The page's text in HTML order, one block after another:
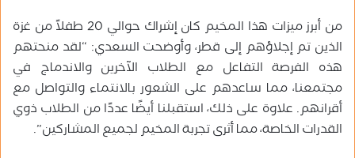
من أبرز ميزات هذا المخيم كان إشراك حوالي 20 طفلاً من غزة
الذين تم إجلاؤهم إلى قطر، وأوضحت السعدي: “لقد منحتهم
هذه الفرصة التفاعل مع الطلاب الآخرين والاندماج في
مجتمعنا، مما ساعدهم على الشعور بالانتماء والتواصل مع
أقرانهم. علاوة على ذلك، استقبلنا أيضًا عددًا من الطلاب ذوي
القدرات الخاصة، مما أثرى تجربة المخيم لجميع المشاركين”.